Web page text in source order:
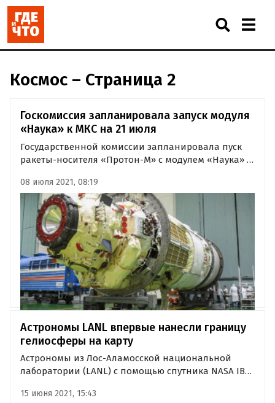
Космос – Страница 2
Госкомиссия запланировала запуск модуля
«Наука» к МКС на 21 июля
Государственной комиссии запланировала пуск
ракеты-носителя «Протон-М» с модулем «Наука» к
июля. Об этом «Где и что» стало известно из
сообщения госкорпорации «Роскосмос».
08 июля 2021, 08:19
Астрономы LANL впервые нанесли границу
гелиосферы на карту
Астрономы из Лос-Аламосской национальной
лаборатории (LANL) с помощью спутника NASA IBEX
как выглядят гелиосфера Солнца и ее границы.
15 июня 2021, 15:43